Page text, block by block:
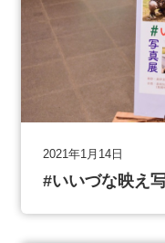
2021年1月14日
#いいづな映え